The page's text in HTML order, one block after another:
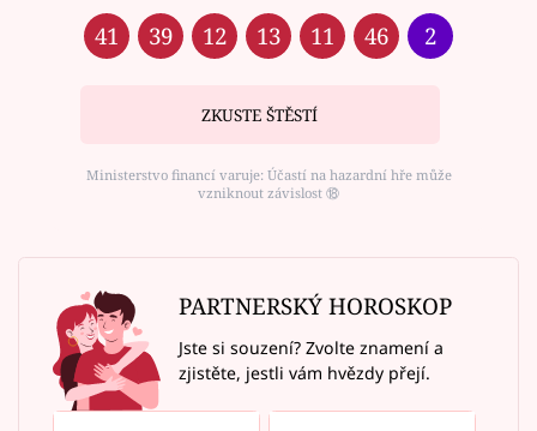
41 39 12 13 11 46 2
ZKUSTE ŠTĚSTÍ
Ministerstvo financí varuje: Účastí na hazardní hře může
vzniknout závislost ⑱
PARTNERSKÝ HOROSKOP
Jste si souzení? Zvolte znamení a
zjistěte, jestli vám hvězdy přejí.